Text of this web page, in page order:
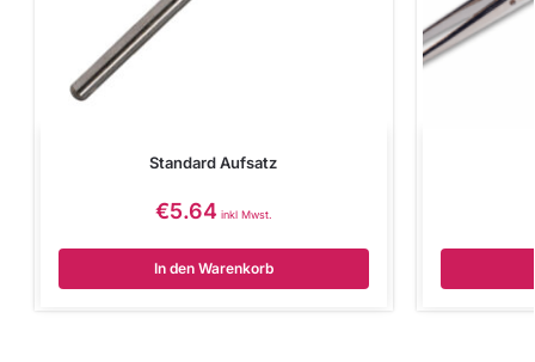
Standard Aufsatz
€5.64 inkl Mwst.
In den Warenkorb